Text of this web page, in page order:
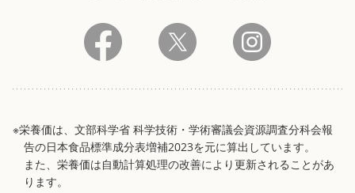
※栄養価は、文部科学省 科学技術・学術審議会資源調査分科会報
告の日本食品標準成分表増補2023を元に算出しています。
また、栄養価は自動計算処理の改善により更新されることがあ
ります。